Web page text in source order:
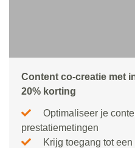
Content co-creatie met
20% korting
Optimaliseer je
prestatiemetingen
Krijg toegang tot